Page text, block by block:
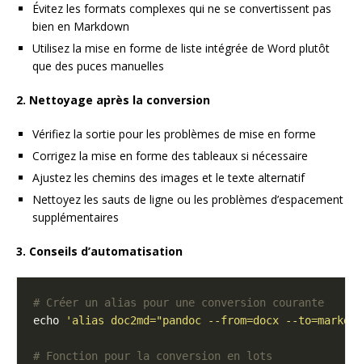
Évitez les formats complexes qui ne se convertissent pas
bien en Markdown
Utilisez la mise en forme de liste intégrée de Word plutôt
que des puces manuelles
2. Nettoyage après la conversion
Vérifiez la sortie pour les problèmes de mise en forme
Corrigez la mise en forme des tableaux si nécessaire
Ajustez les chemins des images et le texte alternatif
Nettoyez les sauts de ligne ou les problèmes d’espacement
supplémentaires
3. Conseils d’automatisation
# Créer un alias pour une conversion courante
echo
'alias doc2md="pandoc --from=docx --
# Fonction pour la conversion en lots